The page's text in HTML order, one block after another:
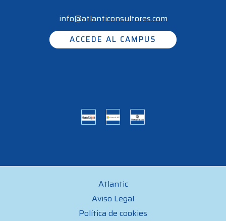
info@atlanticonsultores.com
ACCEDE AL CAMPUS
Atlantic
Aviso Legal
Política de cookies